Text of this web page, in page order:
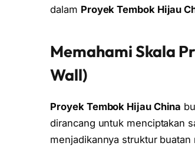
dalam Proyek Tembok Hijau
Memahami Skala
Wall)
Proyek Tembok Hijau China
dirancang untuk menciptakan
menjadikannya struktur